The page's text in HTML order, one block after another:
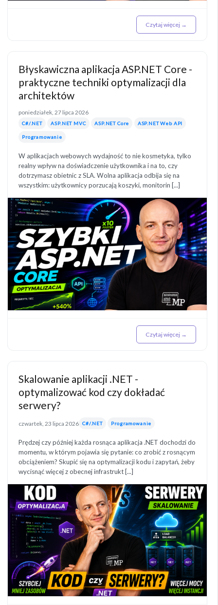
Czytaj więcej →
Błyskawiczna aplikacja ASP.NET Core -
praktyczne techniki optymalizacji dla
architektów
poniedziałek, 27 lipca 2026
C#/.NET ASP.NET MVC ASP.NET Core ASP.NET Web API
Programowanie
W aplikacjach webowych wydajność to nie kosmetyka, tylko
realny wpływ na doświadczenie użytkownika i na to, czy
dotrzymasz obietnic z SLA. Wolna aplikacja odbija się na
wszystkim: użytkownicy porzucają koszyki, monitorin [...]
Czytaj więcej →
Skalowanie aplikacji .NET -
optymalizować kod czy dokładać
serwery?
czwartek, 23 lipca 2026 C#/.NET Programowanie
Prędzej czy później każda rosnąca aplikacja .NET dochodzi do
momentu, w którym pojawia się pytanie: co zrobić z rosnącym
obciążeniem? Skupić się na optymalizacji kodu i zapytań, żeby
wycisnąć więcej z obecnej infrastrukt [...]